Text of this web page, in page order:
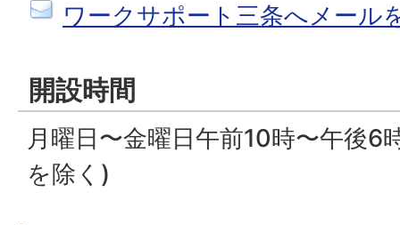
ワークサポート三条へメール
開設時間
月曜日〜金曜日午前10時〜午後6
を除く)